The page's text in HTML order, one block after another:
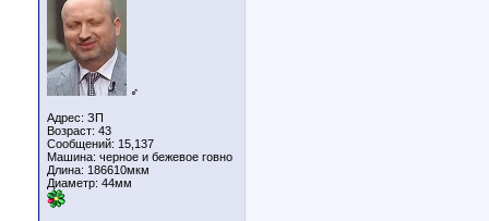
♂
Адрес: ЗП
Возраст: 43
Сообщений: 15,137
Машина: черное и бежевое говно
Длина: 186610мкм
Диаметр: 44мм